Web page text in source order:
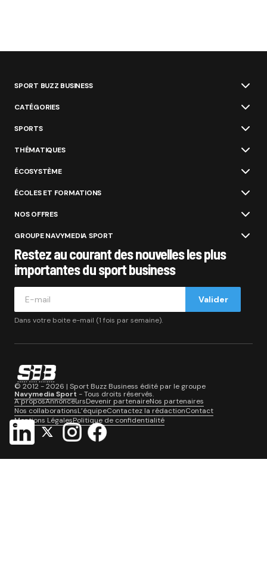
SPORT BUZZ BUSINESS
CATÉGORIES
SPORTS
THÉMATIQUES
ÉCOSYSTÈME
ÉCOLES ET FORMATIONS
NOS OFFRES
GROUPE NAVYMEDIA SPORT
Restez au courant des nouvelles les plus
importantes du sport business
Valider
Dans votre boite e-mail (1 fois par semaine).
© 2012 - 2026 | Sport Buzz Business édité par le groupe
Navymedia Sport - Tous droits réservés.
A proposAnnonceursDevenir partenaireNos partenaires
Nos collaborationsL’équipeContactez la rédactionContact
Mentions LégalesPolitique de confidentialité